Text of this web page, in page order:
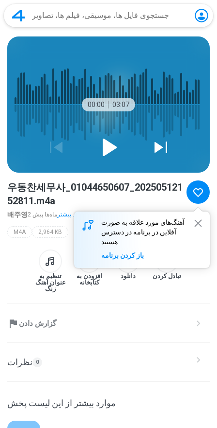
00:00 03:07
آهنگ‌های مورد علاقه به صورت
آفلاین در برنامه در دسترس
هستند
باز کردن برنامه
우동찬세무사_01044650607_202505121
52811.m4a
배주영 2 ماه‌ها پیش بیشتر...
M4A 2,964 KB
تنظیم به
عنوان آهنگ
زنگ
افزودن به
کتابخانه
دانلود تبادل کردن
گزارش دادن
نظرات 0
موارد بیشتر از این لیست پخش